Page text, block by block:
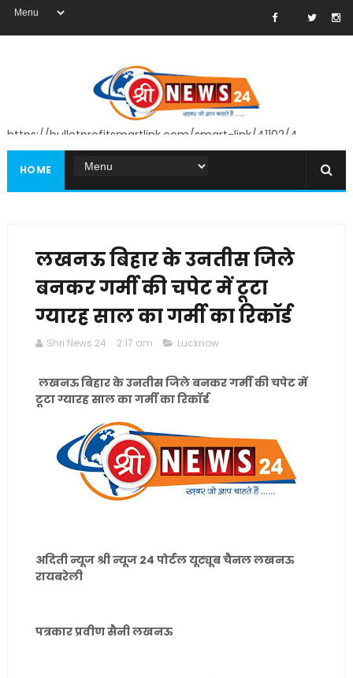
https://bulletprofitsmartlink.com/smart-link/41102/4
HOME
लखनऊ बिहार के उनतीस जिले
बनकर गर्मी की चपेट में टूटा
ग्यारह साल का गर्मी का रिकॉर्ड
Shri News 24 2:17 am Lucknow
लखनऊ बिहार के उनतीस जिले बनकर गर्मी की चपेट में
टूटा ग्यारह साल का गर्मी का रिकॉर्ड
अदिती न्यूज श्री न्यूज 24 पोर्टल यूट्यूब चैनल लखनऊ
रायबरेली
पत्रकार प्रवीण सैनी लखनऊ